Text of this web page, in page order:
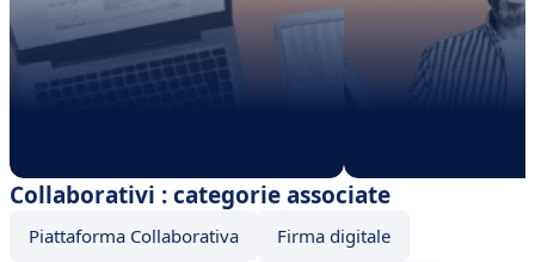
Collaborativi : categorie associate
Piattaforma Collaborativa Firma digitale